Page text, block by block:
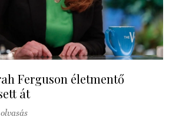
Ferguson életmentő
át